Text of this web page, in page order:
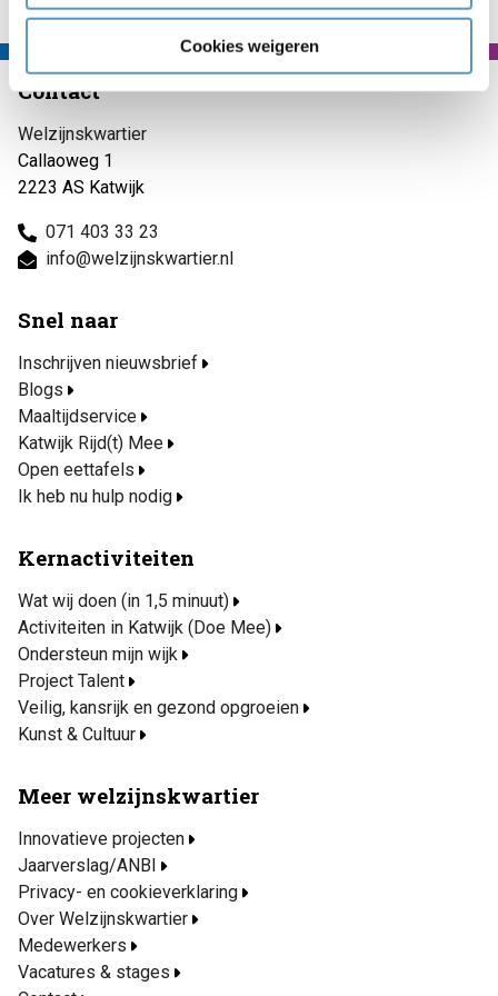
Cookies weigeren
Contact
Welzijnskwartier
Callaoweg 1
2223 AS Katwijk
071 403 33 23
info@welzijnskwartier.nl
Snel naar
Inschrijven nieuwsbrief
Blogs
Maaltijdservice
Katwijk Rijd(t) Mee
Open eettafels
Ik heb nu hulp nodig
Kernactiviteiten
Wat wij doen (in 1,5 minuut)
Activiteiten in Katwijk (Doe Mee)
Ondersteun mijn wijk
Project Talent
Veilig, kansrijk en gezond opgroeien
Kunst & Cultuur
Meer welzijnskwartier
Innovatieve projecten
Jaarverslag/ANBI
Privacy- en cookieverklaring
Over Welzijnskwartier
Medewerkers
Vacatures & stages